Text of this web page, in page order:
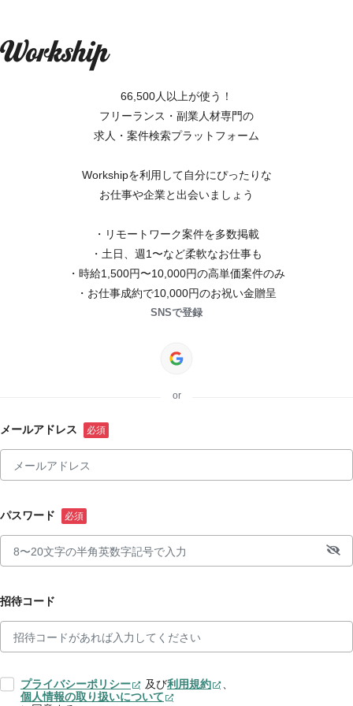
66,500人以上が使う！
フリーランス・副業人材専門の
求人・案件検索プラットフォーム
Workshipを利用して自分にぴったりな
お仕事や企業と出会いましょう
・リモートワーク案件を多数掲載
・土日、週1〜など柔軟なお仕事も
・時給1,500円〜10,000円の高単価案件のみ
・お仕事成約で10,000円のお祝い金贈呈
SNSで登録
or
メールアドレス
パスワード
招待コード
プライバシーポリシー 及び利用規約
、
個人情報の取り扱いについて